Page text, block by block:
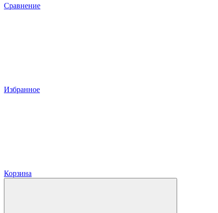
Сравнение
Избранное
Корзина